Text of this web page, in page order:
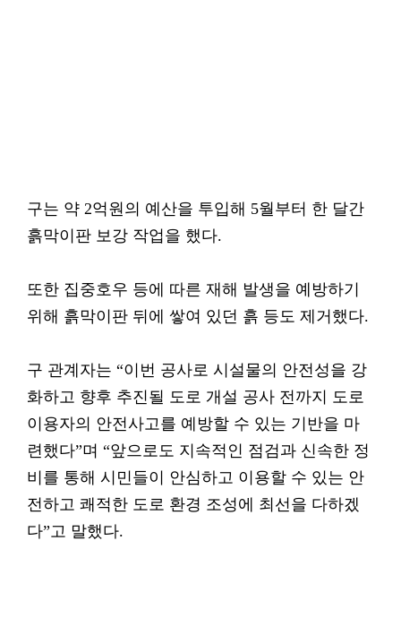
구는 약 2억원의 예산을 투입해 5월부터 한 달간
흙막이판 보강 작업을 했다.
또한 집중호우 등에 따른 재해 발생을 예방하기
위해 흙막이판 뒤에 쌓여 있던 흙 등도 제거했다.
구 관계자는 “이번 공사로 시설물의 안전성을 강
화하고 향후 추진될 도로 개설 공사 전까지 도로
이용자의 안전사고를 예방할 수 있는 기반을 마
련했다”며 “앞으로도 지속적인 점검과 신속한 정
비를 통해 시민들이 안심하고 이용할 수 있는 안
전하고 쾌적한 도로 환경 조성에 최선을 다하겠
다”고 말했다.